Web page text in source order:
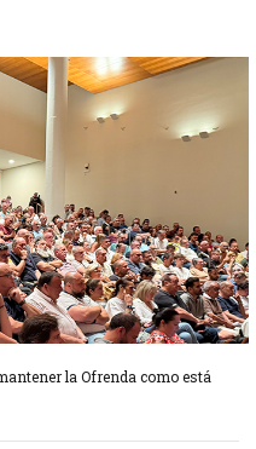
la Ofrenda como está
por el sector Olivereta
Sector La Seu-La Xerea-El